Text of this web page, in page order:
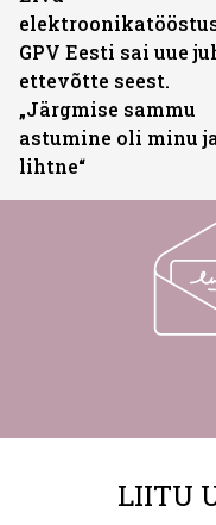
GPV Eesti sai uue
ettevõtte seest.
„Järgmise sammu
astumine oli minu
lihtne“
LIITU